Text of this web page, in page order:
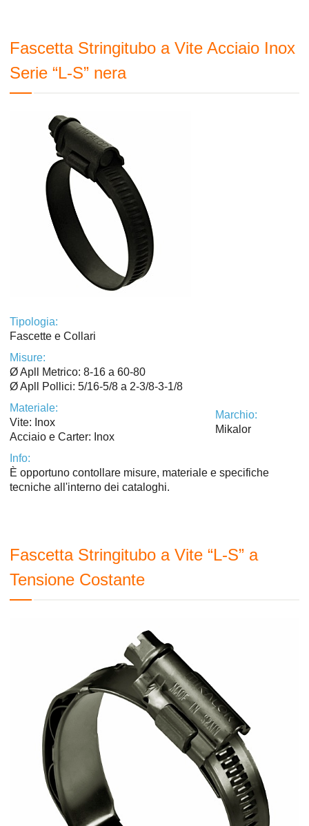
Fascetta Stringitubo a Vite Acciaio Inox
Serie “L-S” nera
Tipologia:
Fascette e Collari
Misure:
Ø Apll Metrico: 8-16 a 60-80
Ø Apll Pollici: 5/16-5/8 a 2-3/8-3-1/8
Materiale:
Vite: Inox
Acciaio e Carter: Inox
Marchio:
Mikalor
Info:
È opportuno contollare misure, materiale e specifiche
tecniche all'interno dei cataloghi.
Fascetta Stringitubo a Vite “L-S” a
Tensione Costante